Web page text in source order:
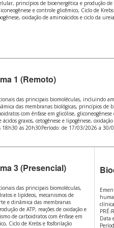
princípios de bioenergética e produção
e controle glicêmico, Ciclo de
oxidação de aminoácidos e ciclo da
1 (Remoto)
das principais biomoléculas, incluindo
das membranas biológicas, princípios de
com ênfase em glicólise,
graxos, cetogênese e lipogênese,
18h30 às 20h30Período: de 17/03/2026 a 30/
3 (Presencial)
das principais biomoléculas,
e lipídeos, mecanismos de
e dinâmica das membranas
de ATP, reações de oxidação e
de carboidratos com ênfase em
Ciclo de Krebs e fosforilação
PRÉ-
Data